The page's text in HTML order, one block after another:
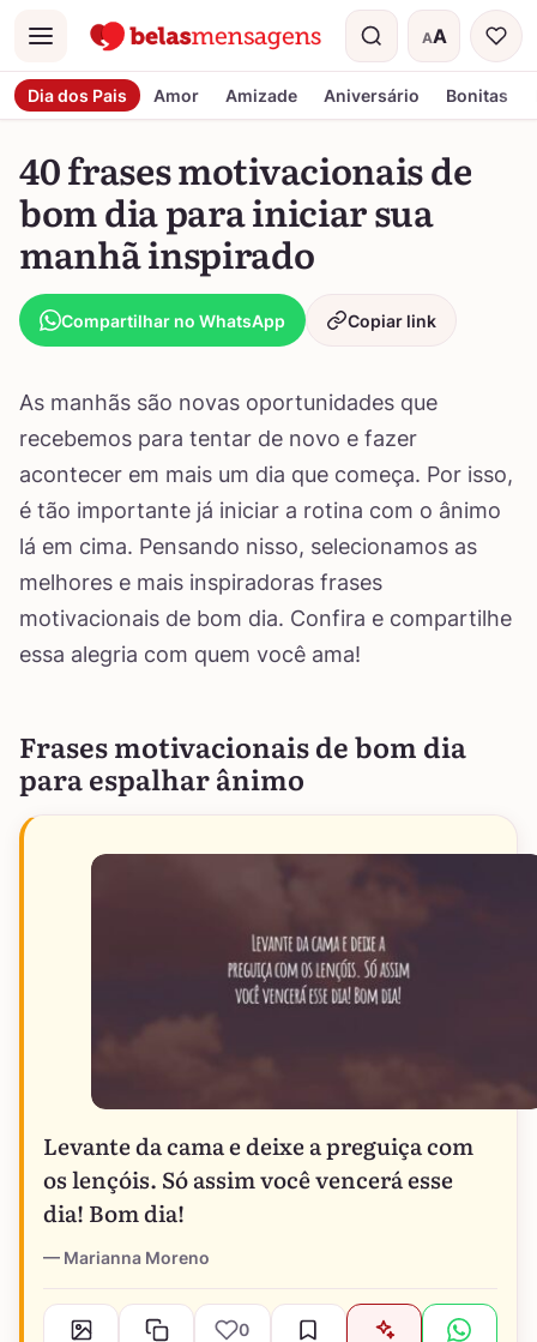
Menu AA
Tamanho do
Dia dos Pais Amor Amizade Aniversário Bonitas
40 frases motivacionais de
bom dia para iniciar sua
manhã inspirado
Compartilhar no WhatsApp Copiar link
As manhãs são novas oportunidades que
recebemos para tentar de novo e fazer
acontecer em mais um dia que começa. Por isso,
é tão importante já iniciar a rotina com o ânimo
lá em cima. Pensando nisso, selecionamos as
melhores e mais inspiradoras frases
motivacionais de bom dia. Confira e compartilhe
essa alegria com quem você ama!
Frases motivacionais de bom dia
para espalhar ânimo
Levante da cama e deixe a preguiça com
os lençóis. Só assim você vencerá esse
dia! Bom dia!
Marianna Moreno
0